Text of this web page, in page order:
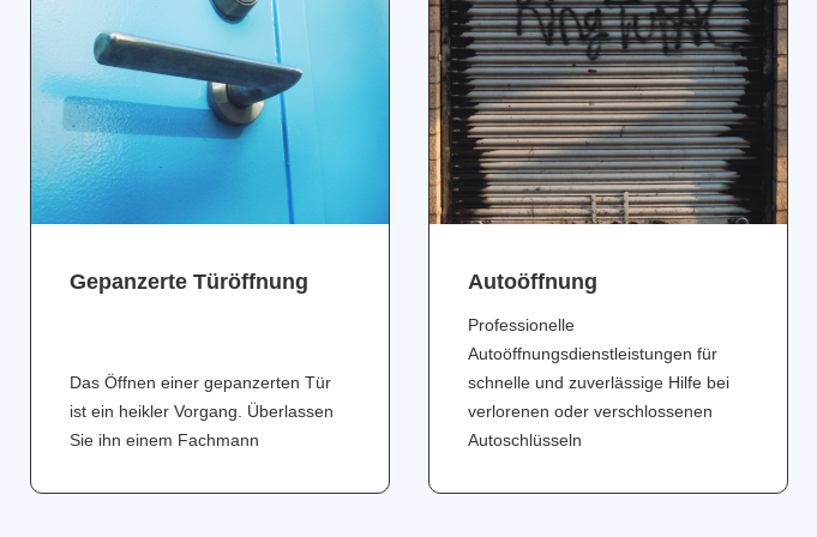
Gepanzerte Türöffnung
Das Öffnen einer gepanzerten Tür
ist ein heikler Vorgang. Überlassen
Sie ihn einem Fachmann
Аutoöffnung
Professionelle
Autoöffnungsdienstleistungen für
schnelle und zuverlässige Hilfe bei
verlorenen oder verschlossenen
Autoschlüsseln